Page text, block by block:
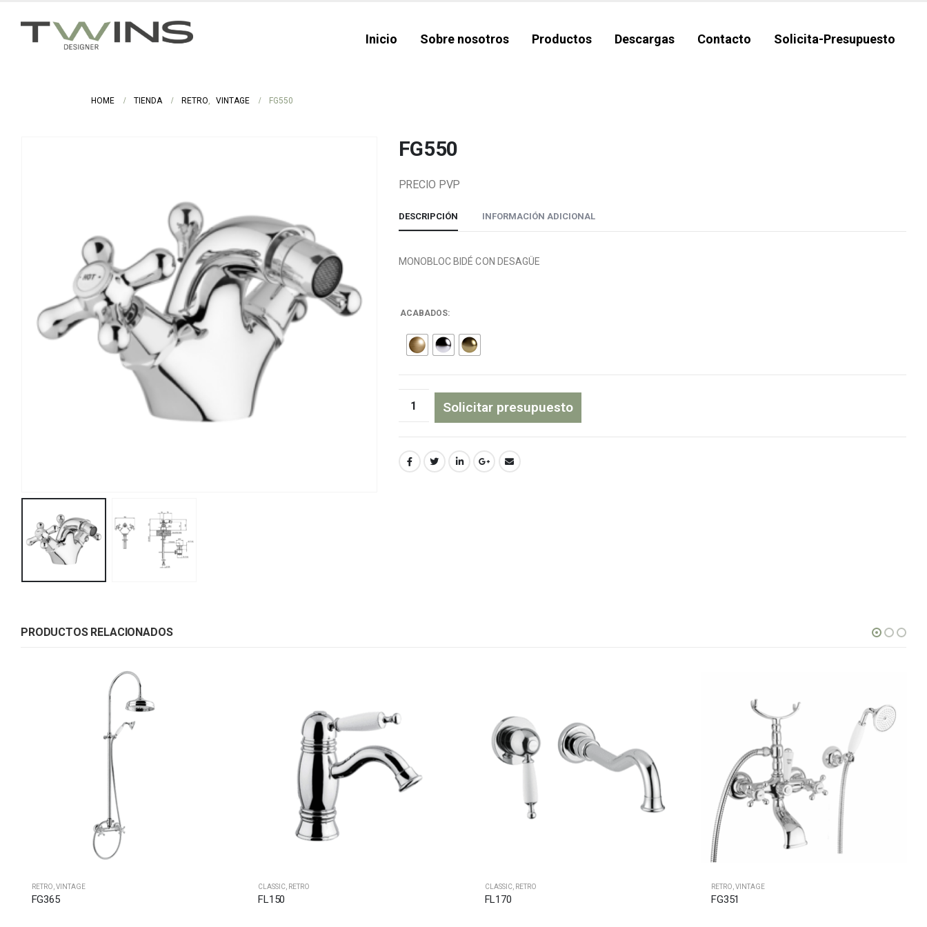
Inicio Sobre nosotros Productos Descargas Contacto Solicita-Presupuesto
HOME TIENDA RETRO, VINTAGE FG550
FG550
PRECIO PVP
DESCRIPCIÓN INFORMACIÓN ADICIONAL
MONOBLOC BIDÉ CON DESAGÜE
ACABADOS
Solicitar presupuesto
PRODUCTOS RELACIONADOS
RETRO VINTAGE
FG365
CLASSIC RETRO
FL150
CLASSIC, RETRO
FL170
RETRO VINTAGE
FG351